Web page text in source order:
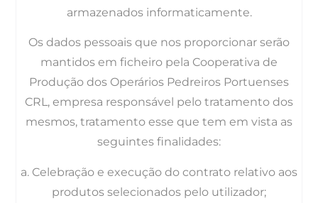
armazenados informaticamente.
Os dados pessoais que nos proporcionar serão
mantidos em ficheiro pela Cooperativa de
Produção dos Operários Pedreiros Portuenses
CRL, empresa responsável pelo tratamento dos
mesmos, tratamento esse que tem em vista as
seguintes finalidades:
a. Celebração e execução do contrato relativo aos
produtos selecionados pelo utilizador;